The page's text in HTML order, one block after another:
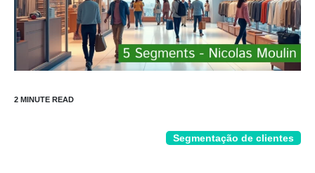
Segmentação de clientes